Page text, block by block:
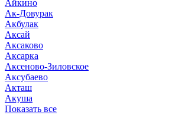
Айкино
Ак-Довурак
Акбулак
Аксай
Аксаково
Аксарка
Аксеново-Зиловское
Аксубаево
Акташ
Акуша
Показать все